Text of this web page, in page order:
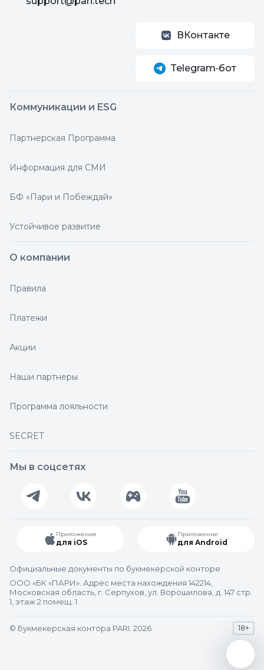
ВКонтакте
Telegram‑бот
Коммуникации и ESG
Партнерская Программа
Информация для СМИ
БФ «Пари и Побеждай»
Устойчивое развитие
О компании
Правила
Платежи
Акции
Наши партнеры
Программа лояльности
SECRET
Мы в соцсетях
Приложение
для iOS
Приложение
для Android
Официальные документы по букмекерской конторе
ООО «БК «ПАРИ». Адрес места нахождения 142214,
Московская область, г. Серпухов, ул. Ворошилова, д. 147 стр.
1, этаж 2 помещ. 1
© Букмекерская контора PARI. 2026 18+